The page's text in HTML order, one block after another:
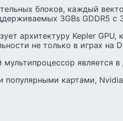
блоков, каждый
3GBs GDDR5 с
архитектуру Kepler
не только в играх на
мультипроцессор является
популярными картами,